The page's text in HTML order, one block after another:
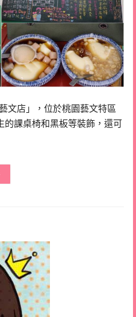
文店」，位於桃園藝文特區
的課桌椅和黑板等裝飾，還可